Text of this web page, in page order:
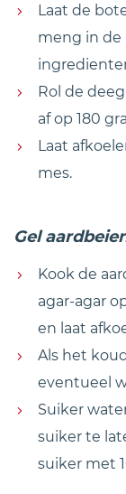
Laat de
meng in
Rol de
af op 180
Laat
mes.
Gel
Kook de
agar-agar
en laat
Als het
eventueel
Suiker
suiker te
suiker met